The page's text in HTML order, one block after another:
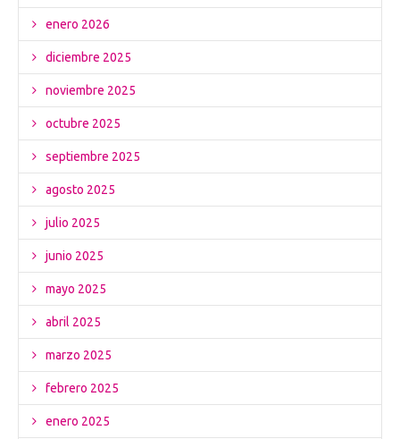
enero 2026
diciembre 2025
noviembre 2025
octubre 2025
septiembre 2025
agosto 2025
julio 2025
junio 2025
mayo 2025
abril 2025
marzo 2025
febrero 2025
enero 2025